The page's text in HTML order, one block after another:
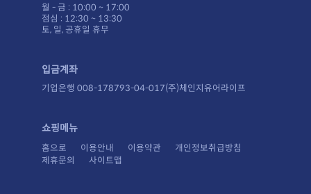
월 - 금 : 10:00 ~ 17:00
점심 : 12:30 ~ 13:30
토, 일, 공휴일 휴무
입금계좌
기업은행 008-178793-04-017(주)체인지유어라이프
쇼핑메뉴
홈으로 이용안내 이용약관
개인정보취급방침
제휴문의
사이트맵